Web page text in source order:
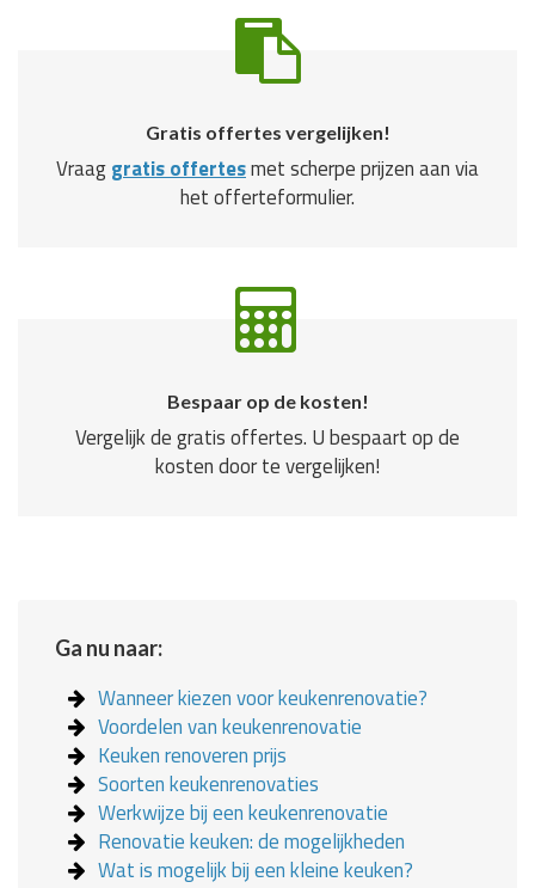
Gratis offertes vergelijken!
Vraaggratis offertesmet scherpe prijzen aan via
het offerteformulier.
Bespaar op de kosten!
Vergelijk de gratis offertes. U bespaart op de
kosten door te vergelijken!
Ga nu naar:
Wanneer kiezen voor keukenrenovatie?
Voordelen van keukenrenovatie
Keuken renoveren prijs
Soorten keukenrenovaties
Werkwijze bij een keukenrenovatie
Renovatie keuken: de mogelijkheden
Wat is mogelijk bij een kleine keuken?